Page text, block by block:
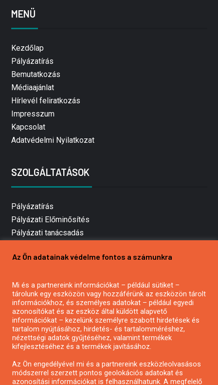
MENÜ
Kezdőlap
Pályázatírás
Bemutatkozás
Médiaajánlat
Hírlevél feliratkozás
Impresszum
Kapcsolat
Adatvédelmi Nyilatkozat
SZOLGÁLTATÁSOK
Pályázatírás
Pályázati Előminősítés
Pályázati tanácsadás
Mezőgazdasági pályázatírás
Pályázatírás civil szervezeteknek
Pályázatírás önkormányzatoknak
Pályázatfigyelés
Specifikus pályázatfigyelés vagy hírlevél
Az Ön adatainak védelme fontos a számunkra
Mi és a partnereink információkat – például sütiket –
tárolunk egy eszközön vagy hozzáférünk az eszközön tárolt
információkhoz, és személyes adatokat – például egyedi
azonosítókat és az eszköz által küldött alapvető
információkat – kezelünk személyre szabott hirdetések és
tartalom nyújtásához, hirdetés- és tartalomméréshez,
nézettségi adatok gyűjtéséhez, valamint termékek
kifejlesztéséhez és a termékek javításához.
Az Ön engedélyével mi és a partnereink eszközleolvasásos
módszerrel szerzett pontos geolokációs adatokat és
azonosítási információkat is felhasználhatunk. A megfelelő